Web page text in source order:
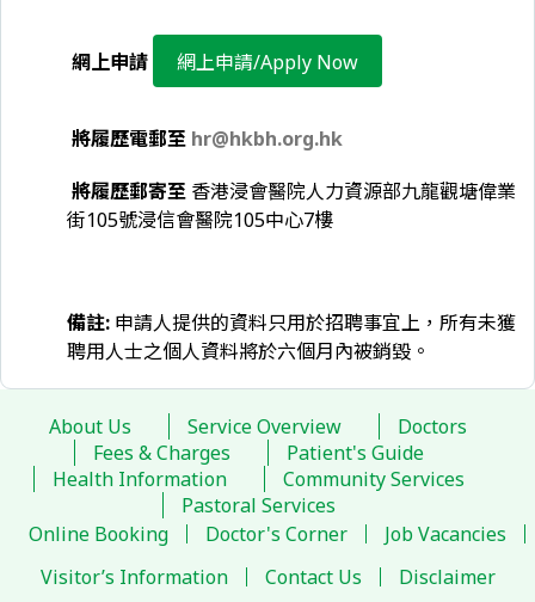
網上申請 網上申請/Apply Now
將履歷電郵至 hr@hkbh.org.hk
將履歷郵寄至 香港浸會醫院人力資源部九龍觀塘偉業
街105號浸信會醫院105中心7樓
備註: 申請人提供的資料只用於招聘事宜上，所有未獲
聘用人士之個人資料將於六個月內被銷毀。
About Us Service Overview
Doctors
Fees & Charges
Patient's Guide
Health Information
Community Services
Pastoral Services
Online Booking
Doctor's Corner
Job Vacancies
Visitor’s Information
Contact Us Disclaimer